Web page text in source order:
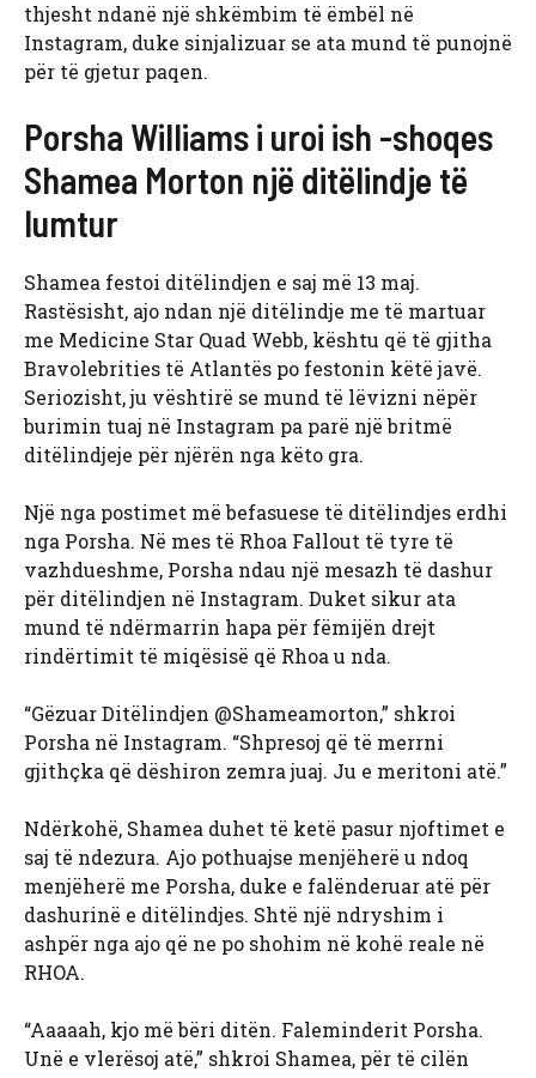
thjesht ndanë një shkëmbim të ëmbël në
Instagram, duke sinjalizuar se ata mund të punojnë
për të gjetur paqen.
Porsha Williams i uroi ish -shoqes
Shamea Morton një ditëlindje të
lumtur
Shamea festoi ditëlindjen e saj më 13 maj.
Rastësisht, ajo ndan një ditëlindje me të martuar
me Medicine Star Quad Webb, kështu që të gjitha
Bravolebrities të Atlantës po festonin këtë javë.
Seriozisht, ju vështirë se mund të lëvizni nëpër
burimin tuaj në Instagram pa parë një britmë
ditëlindjeje për njërën nga këto gra.
Një nga postimet më befasuese të ditëlindjes erdhi
nga Porsha. Në mes të Rhoa Fallout të tyre të
vazhdueshme, Porsha ndau një mesazh të dashur
për ditëlindjen në Instagram. Duket sikur ata
mund të ndërmarrin hapa për fëmijën drejt
rindërtimit të miqësisë që Rhoa u nda.
“Gëzuar Ditëlindjen @Shameamorton,” shkroi
Porsha në Instagram. “Shpresoj që të merrni
gjithçka që dëshiron zemra juaj. Ju e meritoni atë.”
Ndërkohë, Shamea duhet të ketë pasur njoftimet e
saj të ndezura. Ajo pothuajse menjëherë u ndoq
menjëherë me Porsha, duke e falënderuar atë për
dashurinë e ditëlindjes. Shtë një ndryshim i
ashpër nga ajo që ne po shohim në kohë reale në
RHOA.
“Aaaaah, kjo më bëri ditën. Faleminderit Porsha.
Unë e vlerësoj atë,” shkroi Shamea, për të cilën